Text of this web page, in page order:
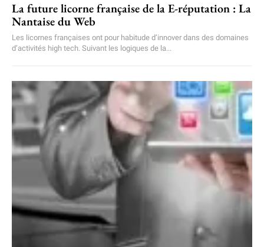
La future licorne française de la E-réputation : La
Nantaise du Web
Les licornes françaises ont pour habitude d’innover dans des domaines
d’activités high tech. Suivant les logiques de la...